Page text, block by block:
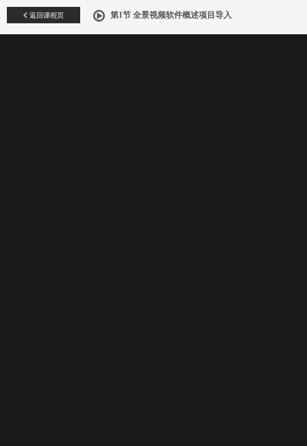
返回课程页 第1节 全景视频软件概述项目导入